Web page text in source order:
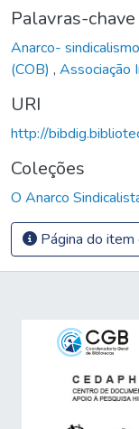
Palavras-chave
Anarco- sindicalismo
(COB) , Associação
URI
http://
Coleções
O Anarco
Página do